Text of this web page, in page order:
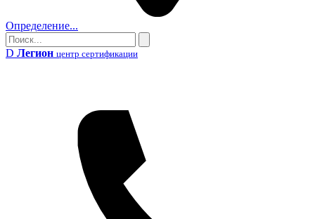
Определение...
Поиск
Поиск
D Легион центр сертификации